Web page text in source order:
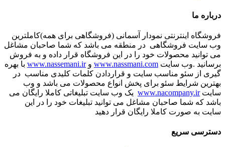
درباره ما
فروشگاه اینترنتی نمودار آسمانی (فروشگاهی برای همه)کاملترین
وب سایت فروشگاهی در منطقه می باشد که شما صاحبان مشاغل
می توانید محصولات خود را در این فروشگاه قرار داده و به فروش
برسانید .وب سایت www.nassmani.com وwww.nassemani.ir با بهره
گیری از سئو مناسب سایت و قراردادن کلمات کلیدی مناسب در
بهترین شرایط سئو برای پخش انواع محصولات می باشد و وب
سایتwww.nacompany.ir یک وب سایت تبلیغاتی کاملا رایگان می
باشد که شما صاحبان مشاغل می توانید تبلیغات خود را در این
سایت به صورت کاملا رایگان قرار دهید
دسترسی سریع